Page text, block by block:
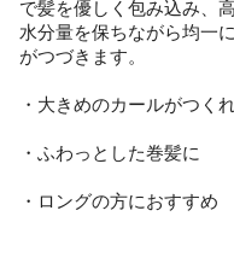
で髪を優しく包み込み、
水分量を保ちながら均一
がつづきます。
・大きめのカールがつく
・ふわっとした巻髪に
・ロングの方におすすめ